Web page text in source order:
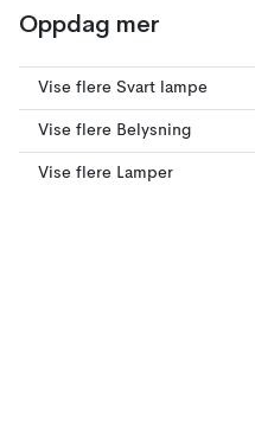
Oppdag mer
Vise flere Svart lampe
Vise flere Belysning
Vise flere Lamper